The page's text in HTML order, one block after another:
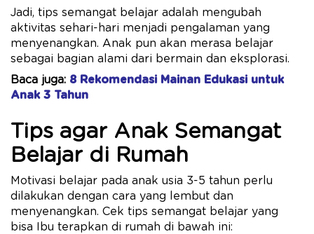
Jadi, tips semangat belajar adalah mengubah
aktivitas sehari-hari menjadi pengalaman yang
menyenangkan. Anak pun akan merasa belajar
sebagai bagian alami dari bermain dan eksplorasi.
Baca juga: 8 Rekomendasi Mainan Edukasi untuk
Anak 3 Tahun
Tips agar Anak Semangat
Belajar di Rumah
Motivasi belajar pada anak usia 3-5 tahun perlu
dilakukan dengan cara yang lembut dan
menyenangkan. Cek tips semangat belajar yang
bisa Ibu terapkan di rumah di bawah ini: